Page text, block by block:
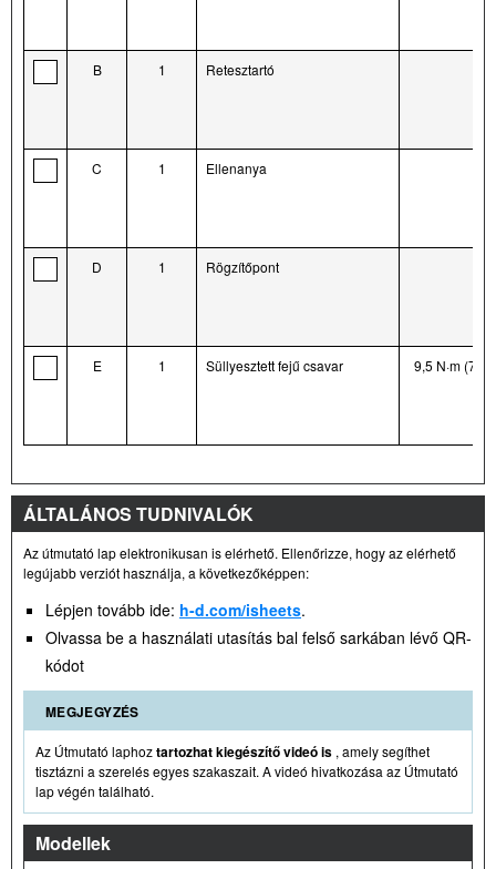
B 1 Retesztartó
C 1 Ellenanya
D 1 Rögzítőpont
E 1 Süllyesztett fejű csavar 9,5 N·m (7 ft-
ÁLTALÁNOS TUDNIVALÓK
Az útmutató lap elektronikusan is elérhető. Ellenőrizze, hogy az elérhető
legújabb verziót használja, a következőképpen:
Lépjen tovább ide: h-d.com/isheets.
Olvassa be a használati utasítás bal felső sarkában lévő QR-
kódot
MEGJEGYZÉS
Az Útmutató laphoztartozhat kiegészítő videó is , amely segíthet
tisztázni a szerelés egyes szakaszait. A videó hivatkozása az Útmutató
lap végén található.
Modellek